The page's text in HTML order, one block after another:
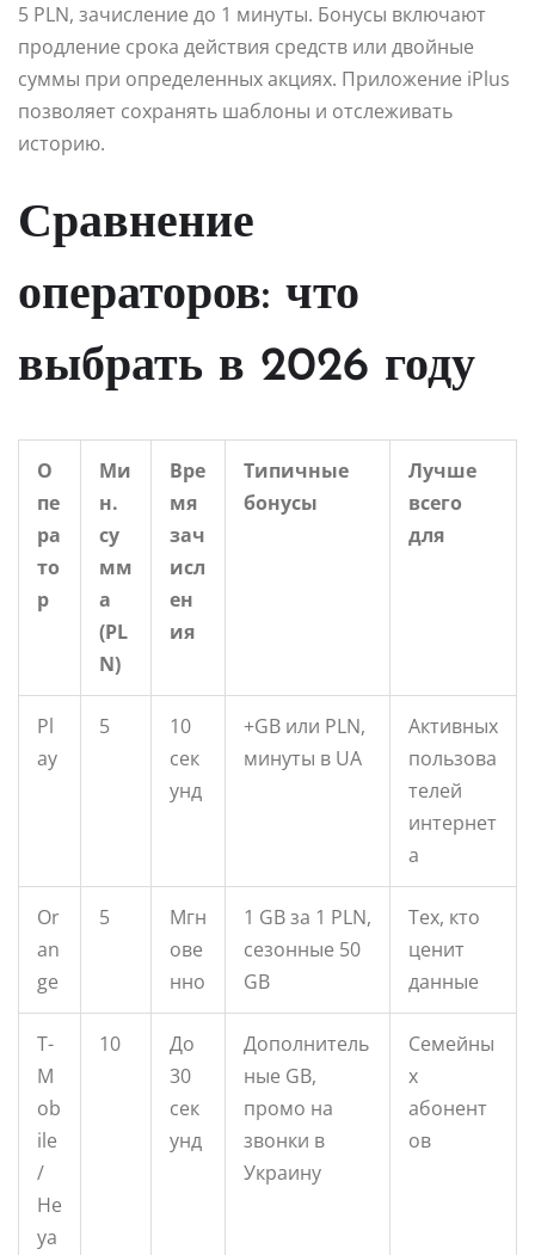
5 PLN, зачисление до 1 минуты. Бонусы включают
продление срока действия средств или двойные
суммы при определенных акциях. Приложение iPlus
позволяет сохранять шаблоны и отслеживать
историю.
Сравнение
операторов: что
выбрать в 2026 году
О
пе
ра
то
р
Ми
н.
су
мм
а
(PL
N)
Вре
мя
зач
исл
ен
ия
Типичные
бонусы
Лучше
всего
для
Pl
ay
5
10
сек
унд
+GB или PLN,
минуты в UA
Активных
пользова
телей
интернет
а
Or
an
ge
5
Мгн
ове
нно
1 GB за 1 PLN,
сезонные 50
GB
Тех, кто
ценит
данные
T-
M
ob
ile
/
He
ya
10
До
30
сек
унд
Дополнитель
ные GB,
промо на
звонки в
Украину
Семейны
х
абонент
ов